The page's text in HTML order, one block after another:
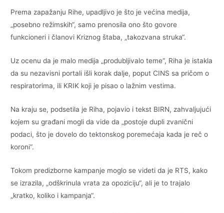
Prema zapažanju Rihe, upadljivo je što je većina medija,
„posebno režimskih“, samo prenosila ono što govore
funkcioneri i članovi Kriznog štaba, „takozvana struka“.
Uz ocenu da je malo medija „produbljivalo teme“, Riha je istakla
da su nezavisni portali išli korak dalje, poput CINS sa pričom o
respiratorima, ili KRIK koji je pisao o lažnim vestima.
Na kraju se, podsetila je Riha, pojavio i tekst BIRN, zahvaljujući
kojem su građani mogli da vide da „postoje dupli zvanični
podaci, što je dovelo do tektonskog poremećaja kada je reč o
koroni“.
Tokom predizborne kampanje moglo se videti da je RTS, kako
se izrazila, „odškrinula vrata za opoziciju“, ali je to trajalo
„kratko, koliko i kampanja“.